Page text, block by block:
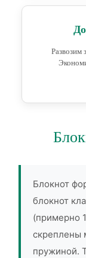
Развозим
Блокнот
блокнот
(примерно
скреплены
пружиной.